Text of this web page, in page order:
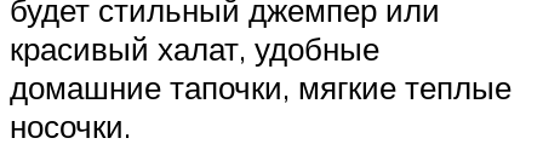
будет стильный джемпер или
красивый халат, удобные
домашние тапочки, мягкие теплые
носочки.